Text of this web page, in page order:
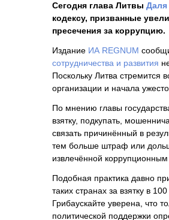
Сегодня глава Литвы Даля
кодексу, призванные
пресечения за коррупцию.
Издание ИА REGNUM
сотрудничества и развития
Поскольку Литва стремится
организации и начала
По мнению главы
взятку, подкупать,
связать причинённый в
тем больше штраф или
извлечённой
Подобная практика давно
таких странах за взятку в
Грибаускайте уверена, что
политической поддержки